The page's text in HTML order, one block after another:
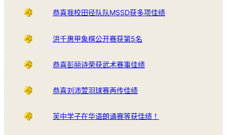
恭喜我校田径队队MSSD获多项佳绩
洪千惠甲象棋公开赛获第5名
恭喜彭丽诗荣获武术赛事佳绩
恭喜刘沛萱羽球赛再传佳绩
芙中学子在华语朗诵赛等获佳绩！